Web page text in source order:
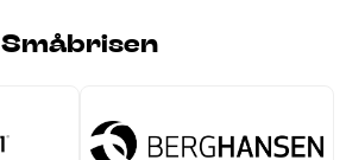
Småbrisen